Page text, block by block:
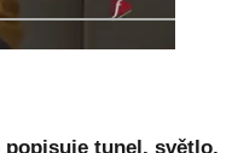
popisuje tunel, světlo,